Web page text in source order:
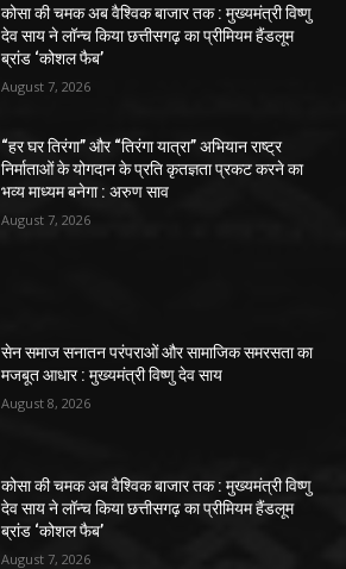
कोसा की चमक अब वैश्विक बाजार तक : मुख्यमंत्री विष्णु
देव साय ने लॉन्च किया छत्तीसगढ़ का प्रीमियम हैंडलूम
ब्रांड ‘कोशल फैब’
August 7, 2026
“हर घर तिरंगा” और “तिरंगा यात्रा” अभियान राष्ट्र
निर्माताओं के योगदान के प्रति कृतज्ञता प्रकट करने का
भव्य माध्यम बनेगा : अरुण साव
August 7, 2026
सेन समाज सनातन परंपराओं और सामाजिक समरसता का
मजबूत आधार : मुख्यमंत्री विष्णु देव साय
August 8, 2026
कोसा की चमक अब वैश्विक बाजार तक : मुख्यमंत्री विष्णु
देव साय ने लॉन्च किया छत्तीसगढ़ का प्रीमियम हैंडलूम
ब्रांड ‘कोशल फैब’
August 7, 2026